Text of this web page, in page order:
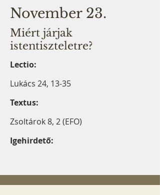
November 23.
Miért járjak
istentiszteletre?
Lectio:
Lukács 24, 13-35
Textus:
Zsoltárok 8, 2 (EFO)
Igehirdető: